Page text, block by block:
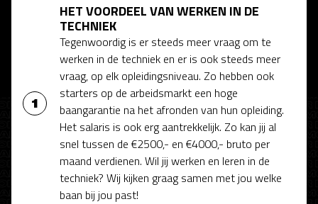
HET VOORDEEL VAN WERKEN IN DE
TECHNIEK
Tegenwoordig is er steeds meer vraag om te
werken in de techniek en er is ook steeds meer
vraag, op elk opleidingsniveau. Zo hebben ook
starters op de arbeidsmarkt een hoge
baangarantie na het afronden van hun opleiding.
Het salaris is ook erg aantrekkelijk. Zo kan jij al
snel tussen de €2500,- en €4000,- bruto per
maand verdienen. Wil jij werken en leren in de
techniek? Wij kijken graag samen met jou welke
baan bij jou past!